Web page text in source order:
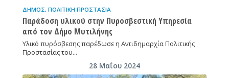
ΔΉΜΟΣ, ΠΟΛΙΤΙΚΉ ΠΡΟΣΤΑΣΊΑ
Παράδοση υλικού στην Πυροσβεστική Υπηρεσία
από τον Δήμο Μυτιλήνης
Υλικό πυρόσβεσης παρέδωσε η Αντιδημαρχία Πολιτικής
Προστασίας του…
28 Μαΐου 2024